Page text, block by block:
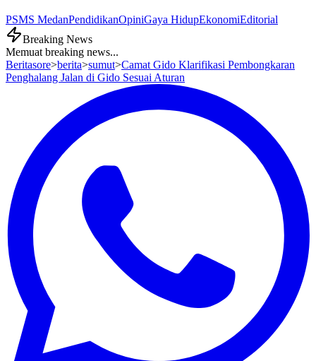
PSMS MedanPendidikanOpiniGaya HidupEkonomiEditorial
Breaking News
Memuat breaking news...
Beritasore>berita>sumut>Camat Gido Klarifikasi Pembongkaran
Penghalang Jalan di Gido Sesuai Aturan